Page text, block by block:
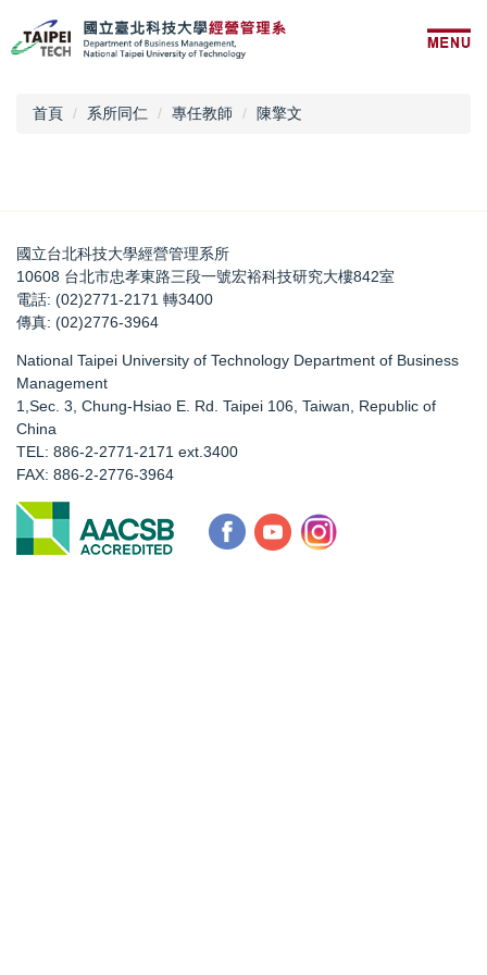
到
主
首頁 系所同仁 專任教師 陳擎文
國立台北科技大學經營管理系所
10608 台北市忠孝東路三段一號宏裕科技研究大樓842室
電話: (02)2771-2171 轉3400
傳真: (02)2776-3964
National Taipei University of Technology Department of Business
Management
1,Sec. 3, Chung-Hsiao E. Rd. Taipei 106, Taiwan, Republic of
China
TEL: 886-2-2771-2171 ext.3400
FAX: 886-2-2776-3964